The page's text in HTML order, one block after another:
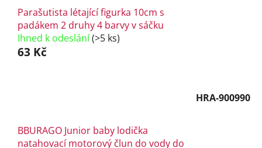
Parašutista létající figurka 10cm s
padákem 2 druhy 4 barvy v sáčku
Ihned k odeslání(>5 ks)
63 Kč
HRA-900990
BBURAGO Junior baby lodička
natahovací motorový člun do vody do